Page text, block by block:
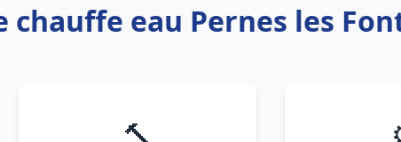
eau Pernes les
🔨